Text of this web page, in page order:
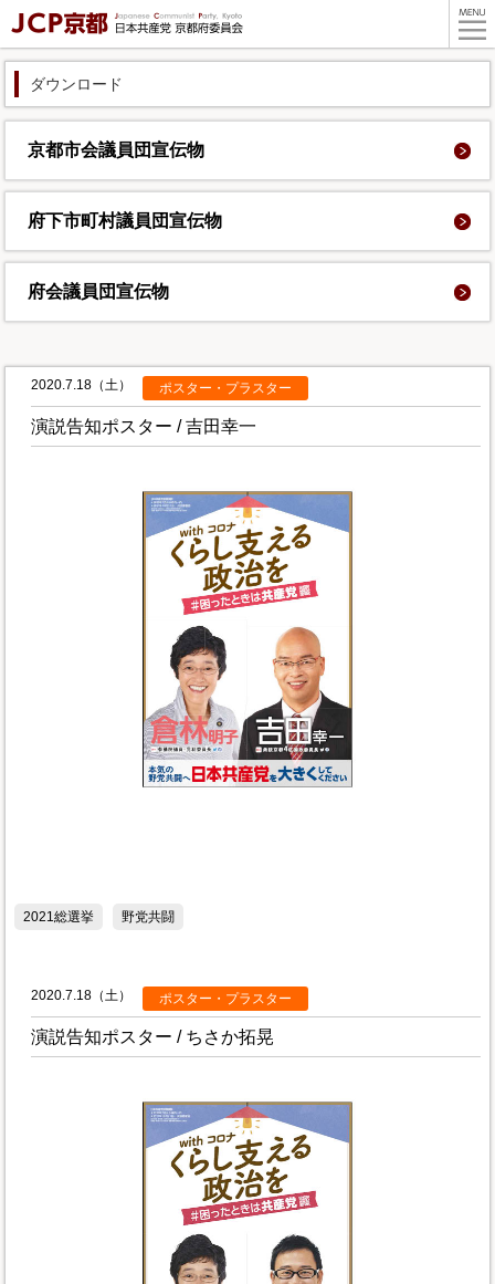
ダウンロード
京都市会議員団宣伝物
府下市町村議員団宣伝物
府会議員団宣伝物
2020.7.18（土） ポスター・プラスター
演説告知ポスター / 吉田幸一
2021総選挙 野党共闘
2020.7.18（土） ポスター・プラスター
演説告知ポスター / ちさか拓晃